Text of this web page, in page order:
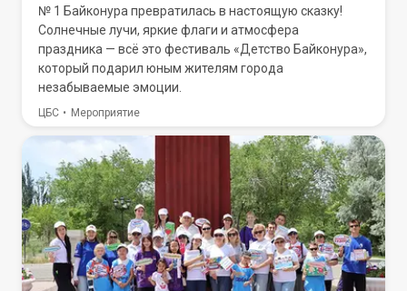
№ 1 Байконура превратилась в настоящую сказку!
Солнечные лучи, яркие флаги и атмосфера
праздника — всё это фестиваль «Детство Байконура»,
который подарил юным жителям города
незабываемые эмоции.
ЦБС Мероприятие